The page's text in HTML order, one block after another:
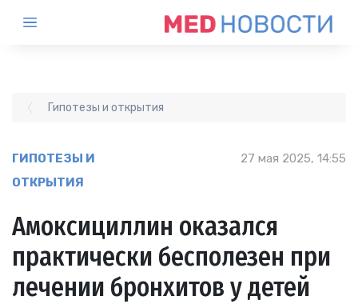
Гипотезы и открытия
ГИПОТЕЗЫ И
ОТКРЫТИЯ
27 мая 2025, 14:55
Амоксициллин оказался
практически бесполезен при
лечении бронхитов у детей